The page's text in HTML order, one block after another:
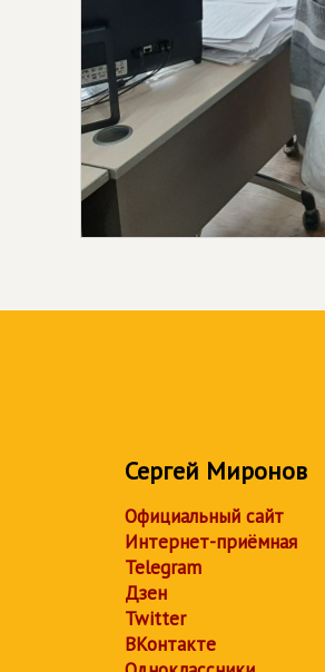
Сергей Миронов
Официальный сайт
Интернет-приёмная
Telegram
Дзен
Twitter
ВКонтакте